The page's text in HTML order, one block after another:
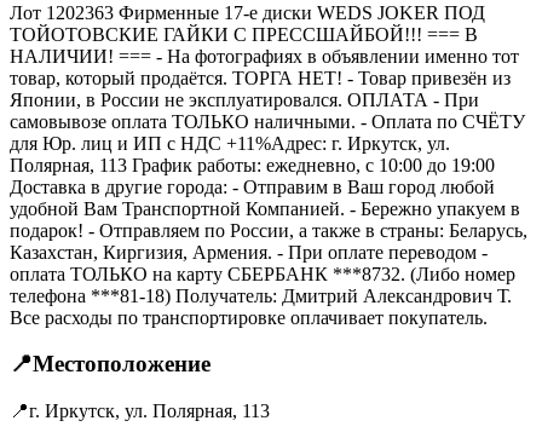
Лот 1202363 Фирменные 17-е диски WEDS JOKER ПОД
ТОЙОТОВСКИЕ ГАЙКИ С ПРЕССШАЙБОЙ!!! === B
НАЛИЧИИ! === - На фотографиях в объявлении именно тот
товар, который продаётся. ТОРГА НЕТ! - Товар привезён из
Японии, в России не эксплуатировался. ОПЛАТА - При
самовывозе оплата ТОЛЬКО наличными. - Оплата по СЧЁТУ
для Юр. лиц и ИП с НДС +11%Адрес: г. Иркутск, ул.
Полярная, 113 График работы: ежедневно, с 10:00 до 19:00
Доставка в другие города: - Отправим в Ваш город любой
удобной Вам Транспортной Компанией. - Бережно упакуем в
подарок! - Отправляем по России, а также в страны: Беларусь,
Казахстан, Киргизия, Армения. - При оплате переводом -
оплата ТОЛЬКО на карту СБЕРБАНК ***8732. (Либо номер
телефона ***81-18) Получатель: Дмитрий Александрович Т.
Все расходы по транспортировке оплачивает покупатель.
📍Местоположение
📍г. Иркутск, ул. Полярная, 113